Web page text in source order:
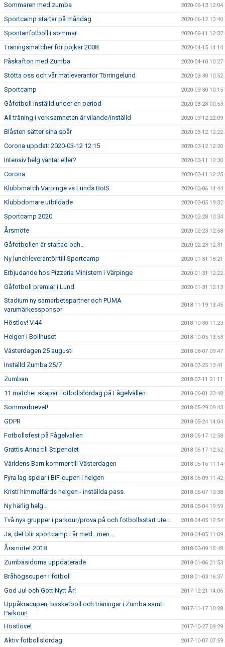
Sommaren med zumba 2020-06-13 12:04
Sportcamp startar på måndag 2020-06-12 13:40
Spontanfotboll i sommar 2020-06-11 12:32
Träningsmatcher för pojkar 2008 2020-04-15 14:14
Påskafton med Zumba 2020-04-10 10:27
Stötta oss och vår matleverantör Törringelund 2020-03-30 10:52
Sportcamp 2020-03-30 10:15
Gåfotboll inställd under en period 2020-03-28 00:53
All träning i verksamheten är vilande/inställd 2020-03-12 22:09
Blåsten sätter sina spår 2020-03-12 12:22
Corona uppdat: 2020-03-12 12:15 2020-03-12 12:20
Intensiv helg väntar eller? 2020-03-11 12:30
Corona 2020-03-11 12:25
Klubbmatch Värpinge vs Lunds BoIS 2020-03-06 14:44
Klubbdomare utbildade 2020-03-05 19:32
Sportcamp 2020 2020-02-28 10:34
Årsmöte 2020-02-23 12:58
Gåfotbollen är startad och... 2020-02-23 12:31
Ny lunchleverantör till Sportcamp 2020-01-31 18:21
Erbjudande hos Pizzeria Ministern i Värpinge 2020-01-31 12:22
Gåfotboll premiär i Lund 2020-01-31 12:13
Stadium ny samarbetspartner och PUMA
varumärkessponsor
2018-11-19 13:45
Höstlov! V.44 2018-10-30 11:23
Helgen i Bollhuset 2018-10-05 13:53
Västerdagen 25 augusti 2018-08-07 09:47
Inställd Zumba 25/7 2018-07-25 13:41
Zumban 2018-07-11 21:11
11 matcher skapar Fotbollslördag på Fågelvallen 2018-06-01 23:48
Sommarbrevet! 2018-05-29 09:43
GDPR 2018-05-24 14:04
Fotbollsfest på Fågelvallen 2018-05-17 12:58
Grattis Anna till Stipendiet 2018-05-17 12:52
Världens Barn kommer till Västerdagen 2018-05-16 11:14
Fyra lag spelar i BIF-cupen i helgen 2018-05-09 11:42
Kristi himmelfärds helgen - inställda pass. 2018-05-07 13:38
Ny härlig helg... 2018-05-04 19:59
Två nya grupper i parkour/prova på och fotbollsstart ute... 2018-04-05 12:54
Ja, det blir sportcamp i år med...men... 2018-04-05 11:09
Årsmötet 2018 2018-03-09 15:48
Zumbasidorna uppdaterade 2018-01-06 21:53
Bråhögscupen i fotboll 2018-01-03 16:37
God Jul och Gott Nytt År! 2017-12-21 14:06
Uppåkracupen, basketboll och träningar i Zumba samt
Parkour!
2017-11-17 10:28
Höstlovet 2017-10-27 09:29
Aktiv fotbollslördag 2017-10-07 07:59